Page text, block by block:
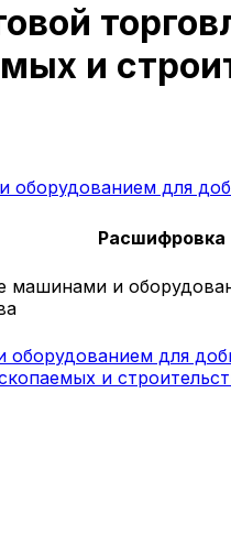
и
оборудованием для
Расшифровка
машинами и
для
и